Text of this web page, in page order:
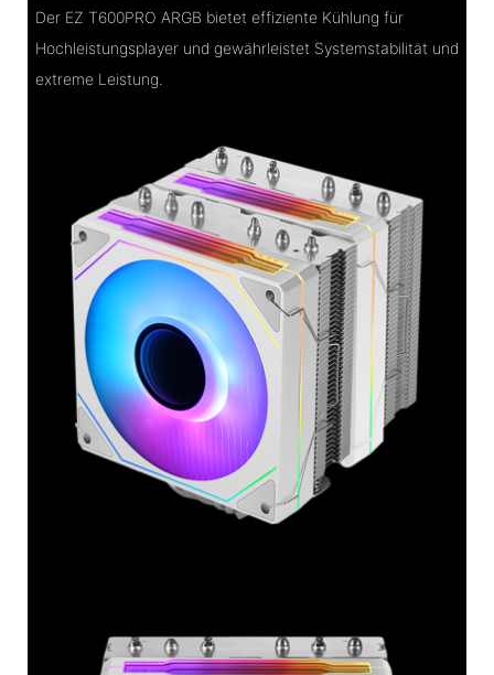
Der EZ T600PRO ARGB bietet effiziente Kühlung für
Hochleistungsplayer und gewährleistet Systemstabilität und
extreme Leistung.